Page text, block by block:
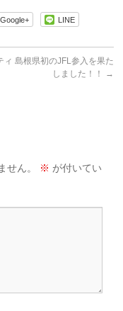
Google+ LINE
ィ 島根県初のJFL参入を果た
しました！！
→
せん。 ※ が付いてい